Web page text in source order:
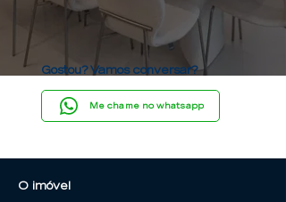
Gostou? Vamos conversar?
Me chame no whatsapp
O imóvel